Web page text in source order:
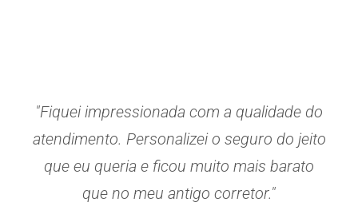
"Fiquei impressionada com a qualidade do
atendimento. Personalizei o seguro do jeito
que eu queria e ficou muito mais barato
que no meu antigo corretor."